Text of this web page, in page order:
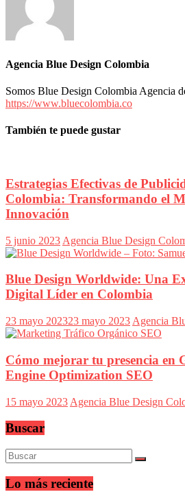
Agencia Blue Design Colombia
Somos Blue Design Colombia Agencia
https://www.bluecolombia.co
También te puede gustar
Estrategias Efectivas de
Colombia: Transformando el
Innovación
5 junio 2023 Agencia Blue Design
Blue Design Worldwide: Una
Digital Líder en Colombia
23 mayo 202323 mayo 2023 Agencia
Cómo mejorar tu presencia en
Engine Optimization SEO
15 mayo 2023 Agencia Blue Design
Buscar
Lo más reciente